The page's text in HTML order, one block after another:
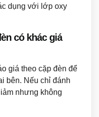
dụng với lớp oxy
có khác giá
giá theo cặp đèn để
bên. Nếu chỉ đánh
nhưng không